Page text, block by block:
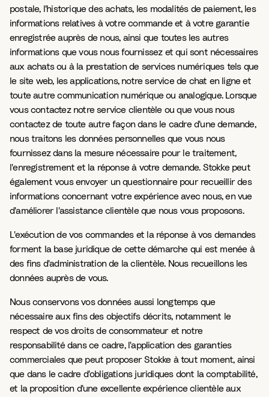
postale, l'historique des achats, les modalités de paiement, les
informations relatives à votre commande et à votre garantie
enregistrée auprès de nous, ainsi que toutes les autres
informations que vous nous fournissez et qui sont nécessaires
aux achats ou à la prestation de services numériques tels que
le site web, les applications, notre service de chat en ligne et
toute autre communication numérique ou analogique. Lorsque
vous contactez notre service clientèle ou que vous nous
contactez de toute autre façon dans le cadre d'une demande,
nous traitons les données personnelles que vous nous
fournissez dans la mesure nécessaire pour le traitement,
l'enregistrement et la réponse à votre demande. Stokke peut
également vous envoyer un questionnaire pour recueillir des
informations concernant votre expérience avec nous, en vue
d'améliorer l'assistance clientèle que nous vous proposons.
L'exécution de vos commandes et la réponse à vos demandes
forment la base juridique de cette démarche qui est menée à
des fins d'administration de la clientèle. Nous recueillons les
données auprès de vous.
Nous conservons vos données aussi longtemps que
nécessaire aux fins des objectifs décrits, notamment le
respect de vos droits de consommateur et notre
responsabilité dans ce cadre, l'application des garanties
commerciales que peut proposer Stokke à tout moment, ainsi
que dans le cadre d'obligations juridiques dont la comptabilité,
et la proposition d'une excellente expérience clientèle aux